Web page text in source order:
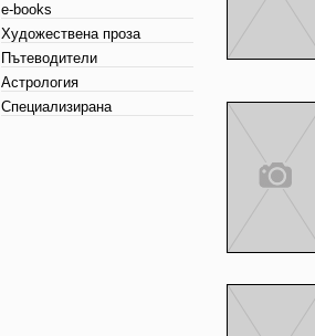
e-books
Художествена проза
Пътеводители
Астрология
Специализирана